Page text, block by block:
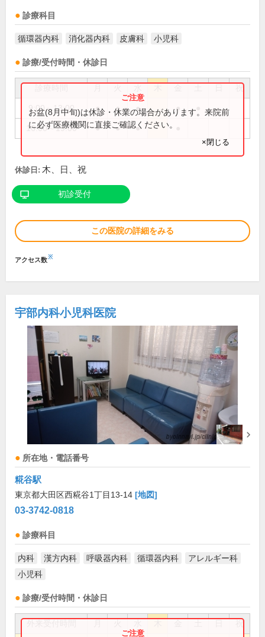
診療科目
循環器内科 消化器内科 皮膚科 小児科
診療/受付時間・休診日
祝
9:00～13:00 ● ● ● ●
16:00～19:00 ● ● ●
お盆(8月中旬)は休診・休業の場合があります。来院前
に必ず医療機関に直接ご確認ください。
×閉じる
休診日: 木、日、祝
初診受付
この医院の詳細をみる
アクセス数※
宇部内科小児科医院
所在地・電話番号
糀谷駅
東京都大田区西糀谷1丁目13-14 [地図]
03-3742-0818
診療科目
内科 漢方内科 呼吸器内科 循環器内科
アレルギー科
小児科
診療/受付時間・休診日
祝